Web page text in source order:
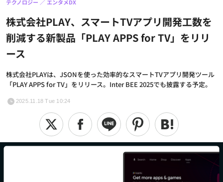
株式会社PLAY、スマートTVアプリ開発工数を
削減する新製品「PLAY APPS for TV」をリリ
ース
株式会社PLAYは、JSONを使った効率的なスマートTVアプリ開発ツール
「PLAY APPS for TV」をリリース。Inter BEE 2025でも披露する予定。
テクノロジー エンタメDX
2025.11.18 Tue 10:24